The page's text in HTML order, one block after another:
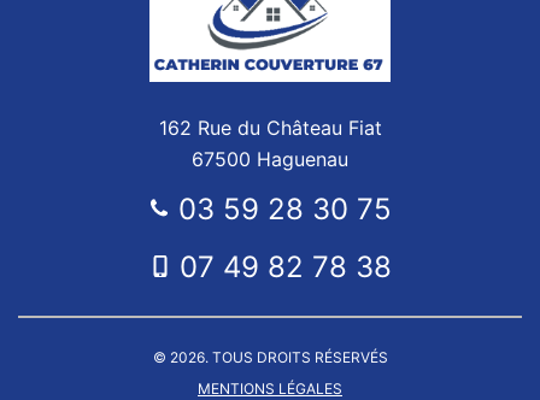
162 Rue du Château Fiat
67500 Haguenau
03 59 28 30 75
07 49 82 78 38
© 2026. TOUS DROITS RÉSERVÉS
MENTIONS LÉGALES